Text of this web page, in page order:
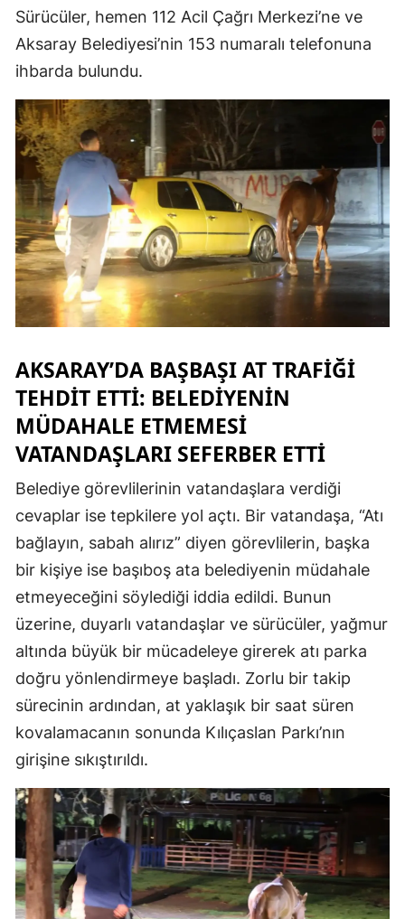
Isparta
Kars
Kastamonu
Kayseri
Kırklareli
Kocaeli
Malatya
Manisa
Muğla
Muş
Nevşehir
Niğde
Rize
Sakarya
Samsun
Sürücüler, hemen 112 Acil Çağrı Merkezi’ne ve
Aksaray Belediyesi’nin 153 numaralı telefonuna
ihbarda bulundu.
AKSARAY’DA BAŞBAŞI AT TRAFIĞI
TEHDIT ETTI: BELEDIYENIN
MÜDAHALE ETMEMESI
VATANDAŞLARI SEFERBER ETTI
Belediye görevlilerinin vatandaşlara verdiği
cevaplar ise tepkilere yol açtı. Bir vatandaşa, “Atı
bağlayın, sabah alırız” diyen görevlilerin, başka
bir kişiye ise başıboş ata belediyenin müdahale
etmeyeceğini söylediği iddia edildi. Bunun
üzerine, duyarlı vatandaşlar ve sürücüler, yağmur
altında büyük bir mücadeleye girerek atı parka
doğru yönlendirmeye başladı. Zorlu bir takip
sürecinin ardından, at yaklaşık bir saat süren
kovalamacanın sonunda Kılıçaslan Parkı’nın
girişine sıkıştırıldı.